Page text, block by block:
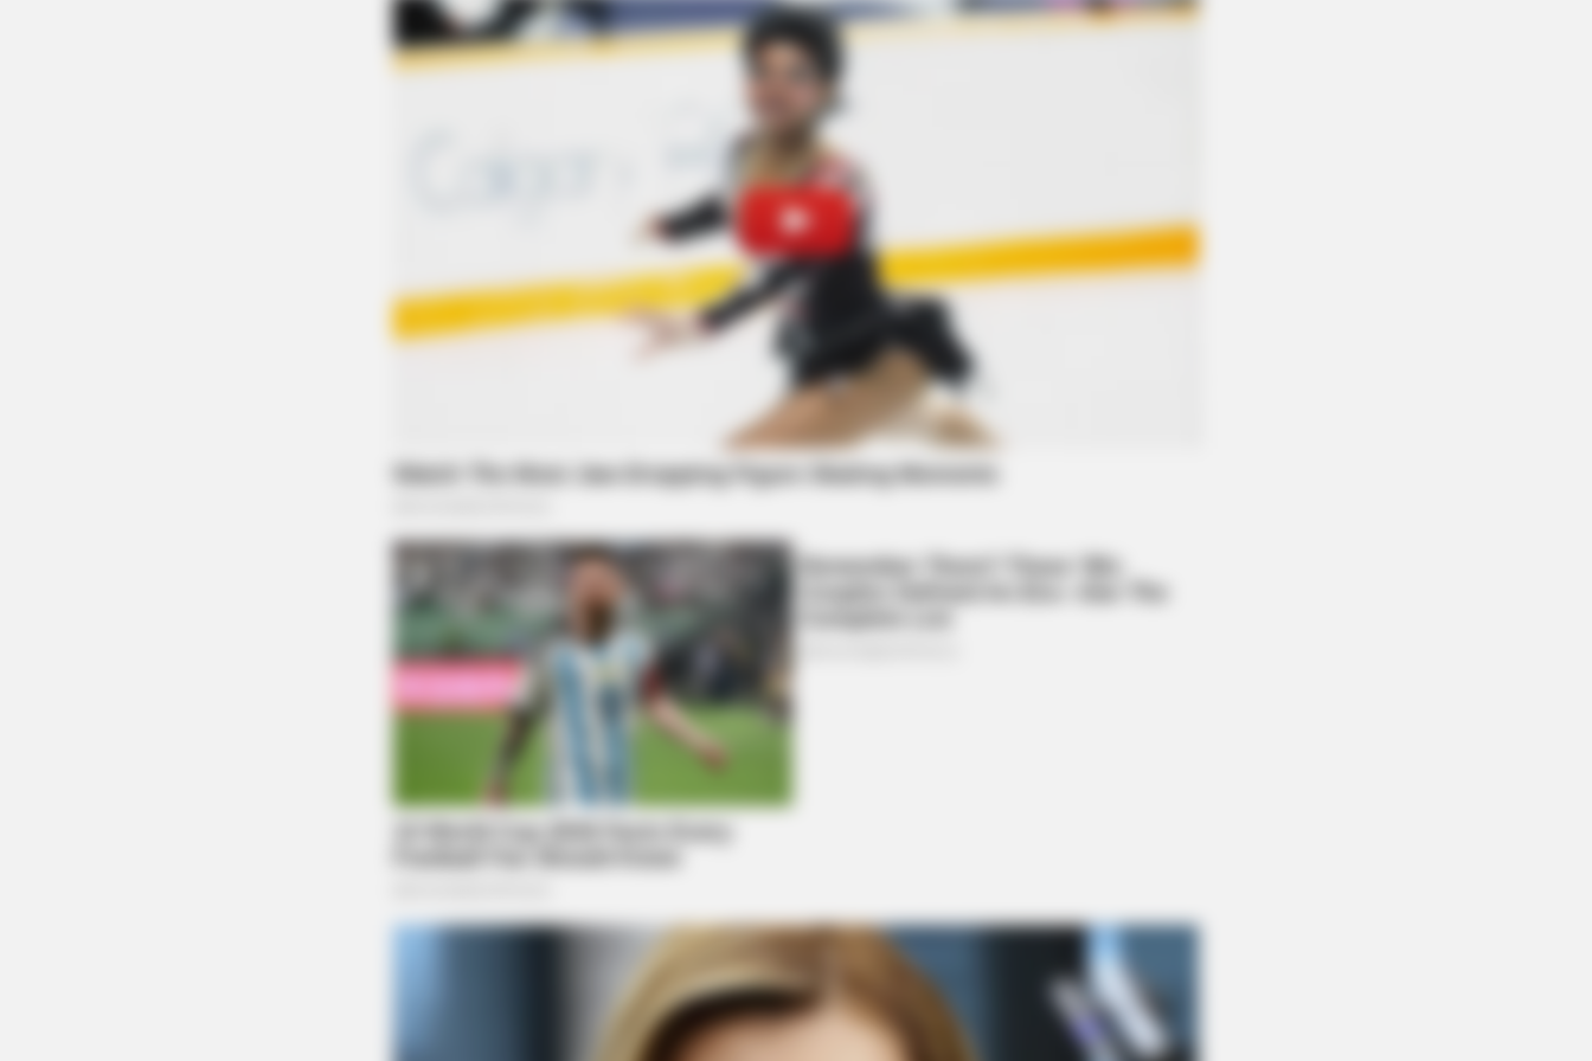
These Scenes Sparked Conversations Beyond The Film
BRAINBERRIES
The Monster Snake That Makes Anacondas Look Tiny!
Guess Their Job — Most People Get It
BRAINBERRIES
Why Big Bang Theory Fans Despise
These 8 Characters
BRAINBERRIES